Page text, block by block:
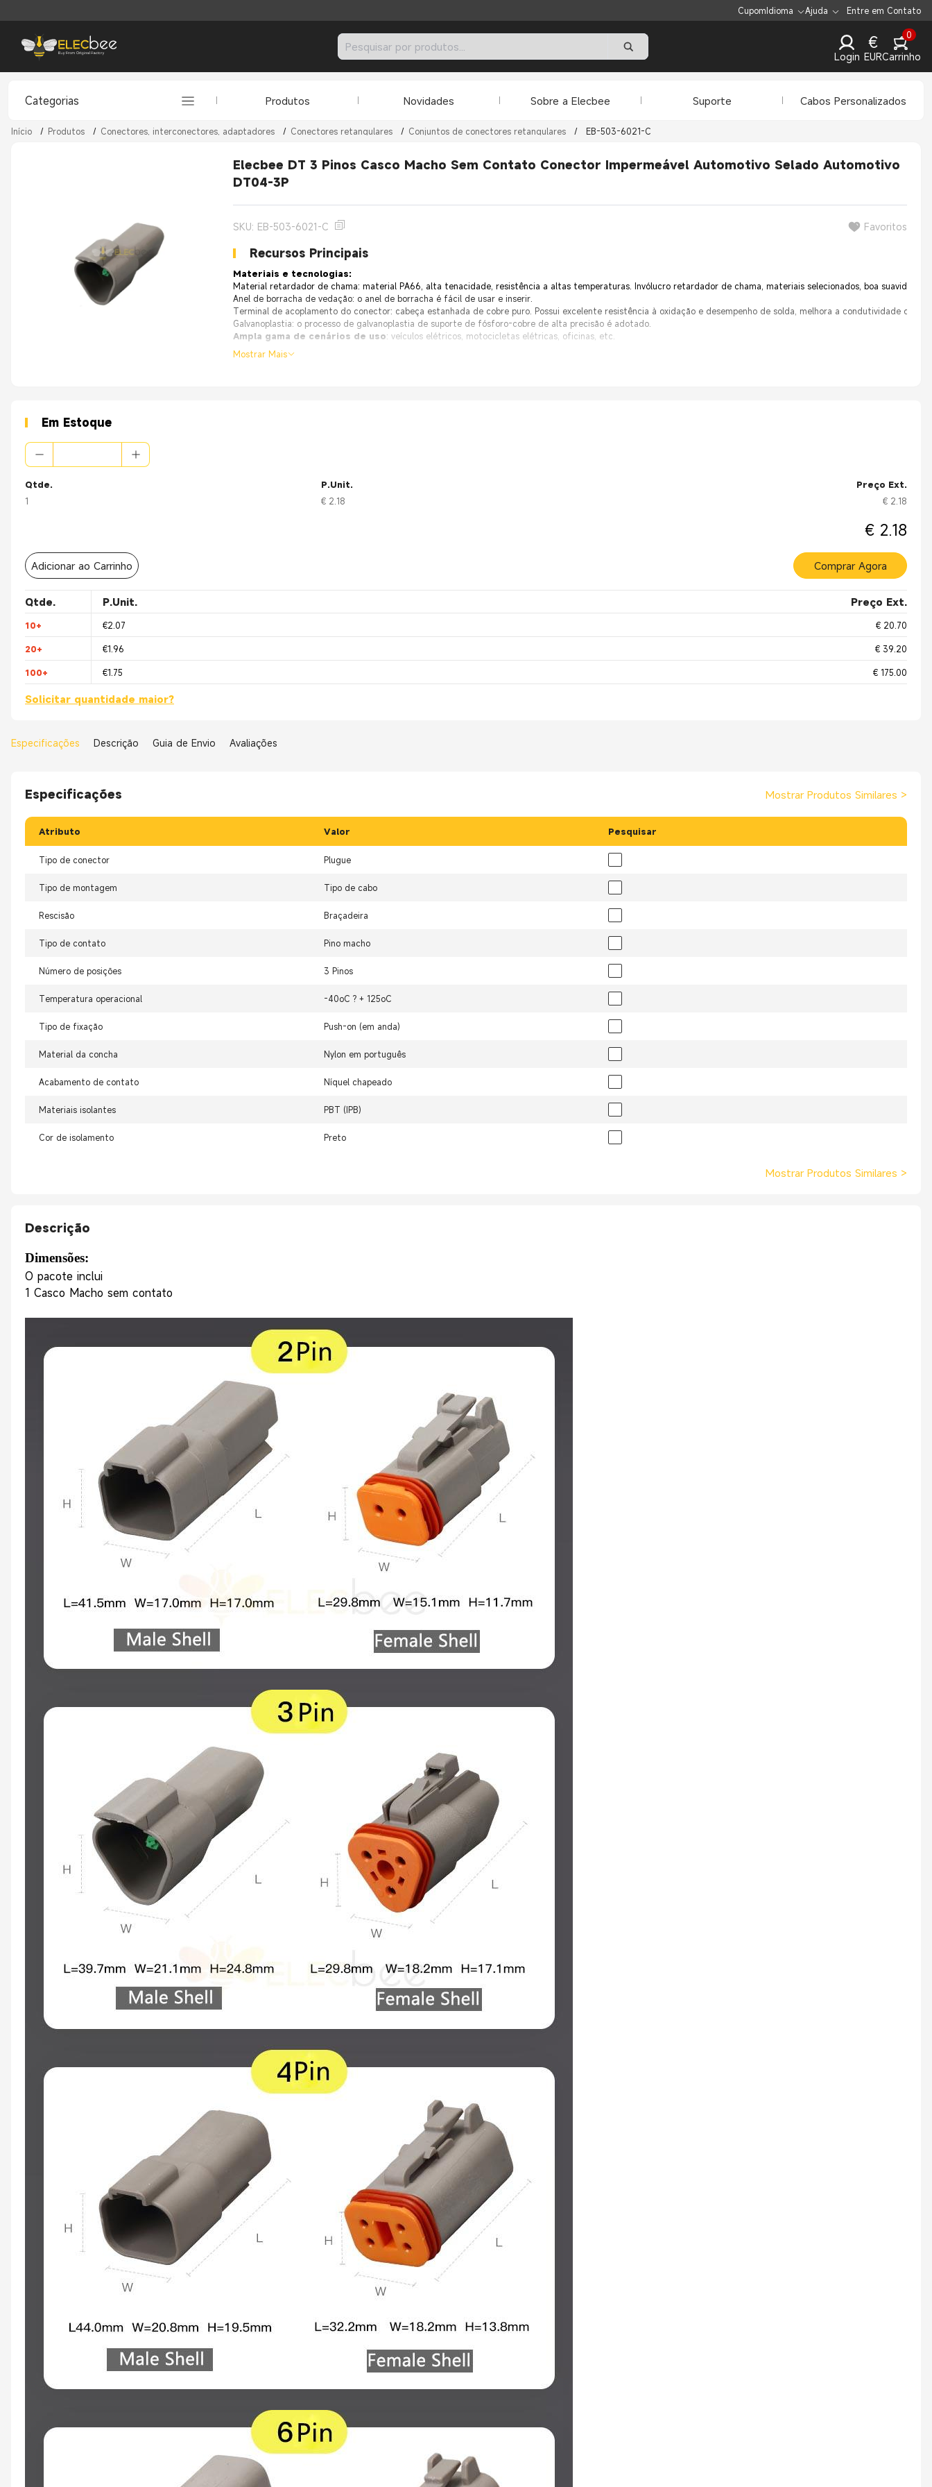
CupomIdioma Ajuda Entre em Contato
Login
€
EUR
0
Carrinho
Categorias Produtos Novidades Sobre a Elecbee Suporte Cabos Personalizados
Início / Produtos / Conectores, interconectores, adaptadores / Conectores retangulares / Conjuntos de conectores retangulares / EB-503-6021-C
Elecbee DT 3 Pinos Casco Macho Sem Contato Conector Impermeável Automotivo Selado Automotivo
DT04-3P
SKU: EB-503-6021-C Favoritos
Recursos Principais
Materiais e tecnologias:
Material retardador de chama: material PA66, alta tenacidade, resistência a altas temperaturas. Invólucro retardador de chama, materiais selecionados, boa suavidade,
Anel de borracha de vedação: o anel de borracha é fácil de usar e inserir.
Terminal de acoplamento do conector: cabeça estanhada de cobre puro. Possui excelente resistência à oxidação e desempenho de solda, melhora a condutividade
Galvanoplastia: o processo de galvanoplastia de suporte de fósforo-cobre de alta precisão é adotado.
Ampla gama de cenários de uso: veículos elétricos, motocicletas elétricas, oficinas, etc.
Características:
Mostrar Mais
Em Estoque
Qtde.
1
P.Unit.
€ 2.18
Preço Ext.
€ 2.18
€ 2.18
Adicionar ao Carrinho Comprar Agora
Qtde. P.Unit. Preço Ext.
10+ €2.07 € 20.70
20+ €1.96 € 39.20
100+ €1.75 € 175.00
Solicitar quantidade maior?
Especificações Descrição Guia de Envio Avaliações
Especificações Mostrar Produtos Similares >
Atributo Valor Pesquisar
Tipo de conector Plugue
Tipo de montagem Tipo de cabo
Rescisão Braçadeira
Tipo de contato Pino macho
Número de posições 3 Pinos
Temperatura operacional -40oC ? + 125oC
Tipo de fixação Push-on (em anda)
Material da concha Nylon em português
Acabamento de contato Níquel chapeado
Materiais isolantes PBT (IPB)
Cor de isolamento Preto
Mostrar Produtos Similares >
Descrição
Dimensões:
O pacote inclui
1 Casco Macho sem contato